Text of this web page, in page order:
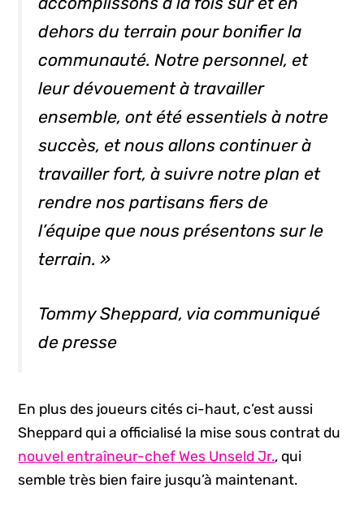
dehors du terrain pour bonifier la
communauté. Notre personnel, et
leur dévouement à travailler
ensemble, ont été essentiels à notre
succès, et nous allons continuer à
travailler fort, à suivre notre plan et
rendre nos partisans fiers de
l’équipe que nous présentons sur le
terrain. »
Tommy Sheppard, via communiqué
de presse
En plus des joueurs cités ci-haut, c’est aussi
Sheppard qui a officialisé la mise sous contrat du
nouvel entraîneur-chef Wes Unseld Jr., qui
semble très bien faire jusqu’à maintenant.